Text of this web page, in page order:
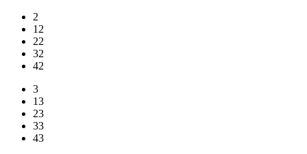
2
12
22
32
42
3
13
23
33
43